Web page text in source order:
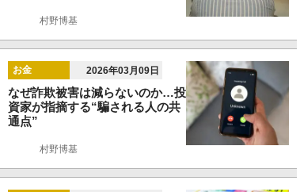
村野博基
お金 2026年03月09日
なぜ詐欺被害は減らないのか…投
資家が指摘する“騙される人の共
通点”
村野博基